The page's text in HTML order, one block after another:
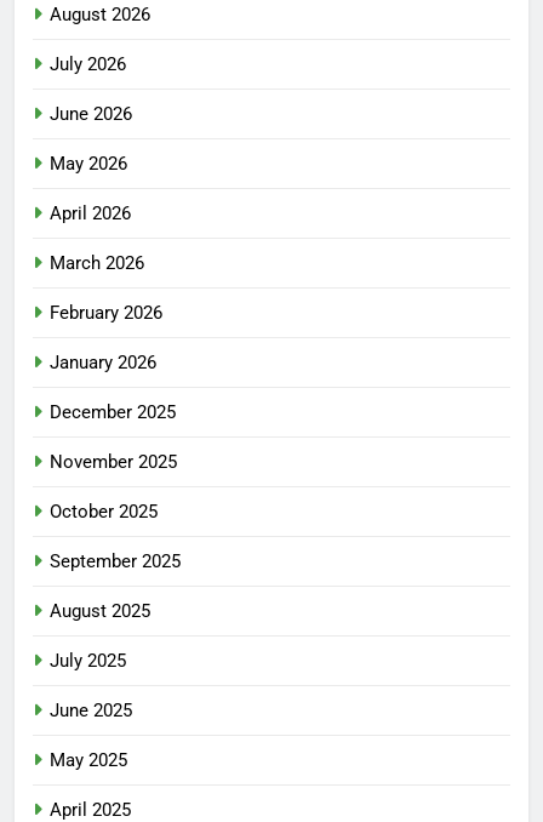
August 2026
July 2026
June 2026
May 2026
April 2026
March 2026
February 2026
January 2026
December 2025
November 2025
October 2025
September 2025
August 2025
July 2025
June 2025
May 2025
April 2025